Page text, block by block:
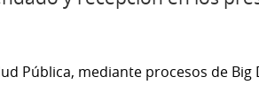
Pública, mediante procesos de Big